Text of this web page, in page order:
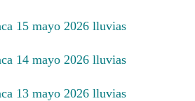
15 mayo 2026 lluvias
14 mayo 2026 lluvias
13 mayo 2026 lluvias